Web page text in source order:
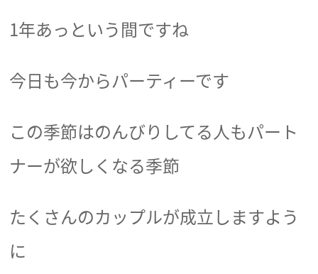
1年あっという間ですね
今日も今からパーティーです
この季節はのんびりしてる人もパート
ナーが欲しくなる季節
たくさんのカップルが成立しますよう
に